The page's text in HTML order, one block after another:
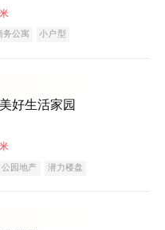
务公寓 小户型
好生活家园
公园地产
潜力楼盘